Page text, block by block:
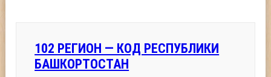
102 РЕГИОН — КОД РЕСПУБЛИКИ
БАШКОРТОСТАН